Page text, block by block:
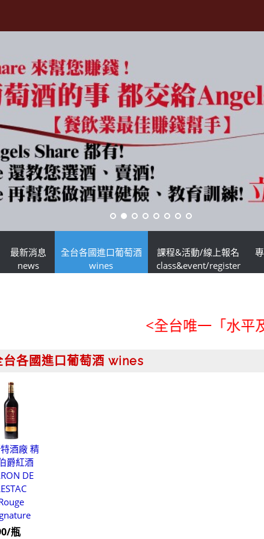
最新消息
news
全台各國進口葡萄酒
wines
課程&活動/線上報名
class&event/register
<全台唯一「水平及垂
台各國進口葡萄酒 wines
酒廠 精
爵紅酒
DE
瓶